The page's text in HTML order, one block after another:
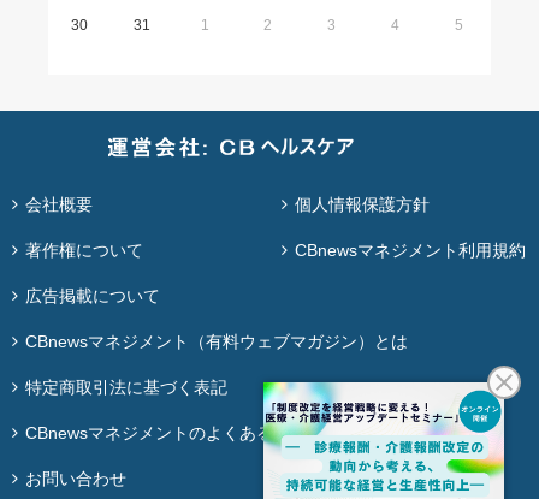
30 31 1 2 3 4 5
会社概要 個人情報保護方針
著作権について CBnewsマネジメント利用規約
広告掲載について
CBnewsマネジメント（有料ウェブマガジン）とは
特定商取引法に基づく表記
CBnewsマネジメントのよくある質問
お問い合わせ